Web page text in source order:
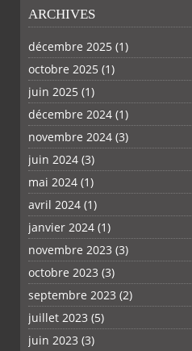
PLUS
ARCHIVES
décembre 2025 (1)
octobre 2025 (1)
juin 2025 (1)
décembre 2024 (1)
novembre 2024 (3)
juin 2024 (3)
mai 2024 (1)
avril 2024 (1)
janvier 2024 (1)
novembre 2023 (3)
octobre 2023 (3)
septembre 2023 (2)
juillet 2023 (5)
juin 2023 (3)